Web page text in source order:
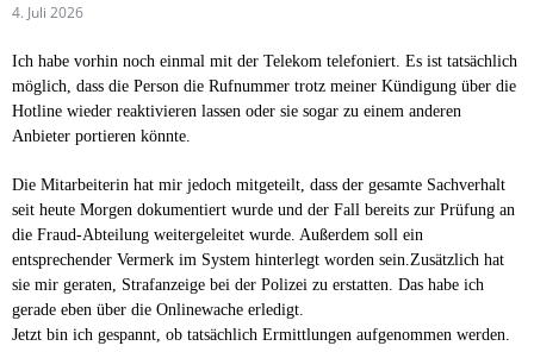
4. Juli 2026
Ich habe vorhin noch einmal mit der Telekom telefoniert. Es ist tatsächlich
möglich, dass die Person die Rufnummer trotz meiner Kündigung über die
Hotline wieder reaktivieren lassen oder sie sogar zu einem anderen
Anbieter portieren könnte.
Die Mitarbeiterin hat mir jedoch mitgeteilt, dass der gesamte Sachverhalt
seit heute Morgen dokumentiert wurde und der Fall bereits zur Prüfung an
die Fraud-Abteilung weitergeleitet wurde. Außerdem soll ein
entsprechender Vermerk im System hinterlegt worden sein. Zusätzlich hat
sie mir geraten, Strafanzeige bei der Polizei zu erstatten. Das habe ich
gerade eben über die Onlinewache erledigt.
Jetzt bin ich gespannt, ob tatsächlich Ermittlungen aufgenommen werden.